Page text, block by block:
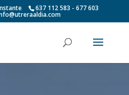
637 112 583 - 677 603